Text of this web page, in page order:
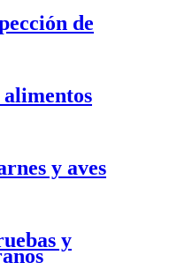
de
alimentos
y aves
y